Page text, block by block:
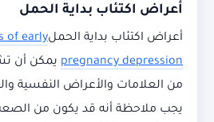
أعراض اكتئاب بداية الحمل
أعراض اكتئاب بداية الحملof early
pregnancy depression يمكن أن
من العلامات والأعراض النفسية
يجب ملاحظة أنه قد يكون من